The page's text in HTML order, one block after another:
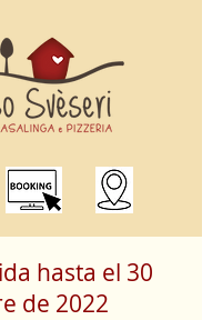
hasta el 30
de 2022